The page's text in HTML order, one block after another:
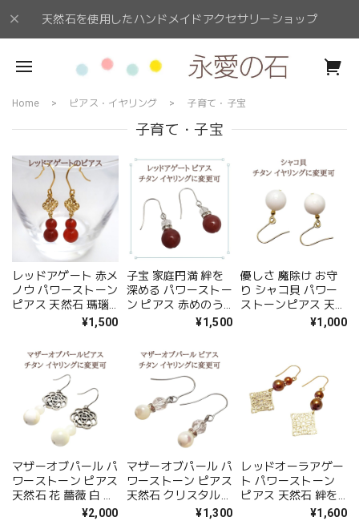
天然石を使用したハンドメイドアクセサリーショップ
Home ピアス・イヤリング 子育て・子宝
子育て・子宝
レッドアゲート 赤メ
ノウ パワーストーン
ピアス 天然石 瑪瑙
アゲート ゴールド
性用 レディース か
っこいい 大人 プレ
ゼント 人気アイテム
ピアス 金属アレルギ
ー 対応 ギフト イヤ
リング変更可 アクセ
¥1,500
子宝 家庭円満 絆を
深める パワーストー
ン ピアス 赤めのう
レッドアゲート ピア
プレゼント 金属アレ
ルギー 対応 チタン
イヤリング 変更可
ラッピング無料 送料
無料
¥1,500
優しさ 魔除け お守
り シャコ貝 パワー
ストーンピアス 天然
石 ピアス 金属アレ
料無料 誕生日 アク
セサリー
¥1,000
マザーオブパール パ
ワーストーン ピアス
天然石 花 薔薇 白 貝
ハンドメイド アクセ
¥2,000
マザーオブパール パ
ワーストーン ピアス
天然石 クリスタル
水晶 ハンドメイド
¥1,300
レッドオーラアゲー
ト パワーストーン
ピアス 天然石 絆を
深める かわいい 赤
¥1,600